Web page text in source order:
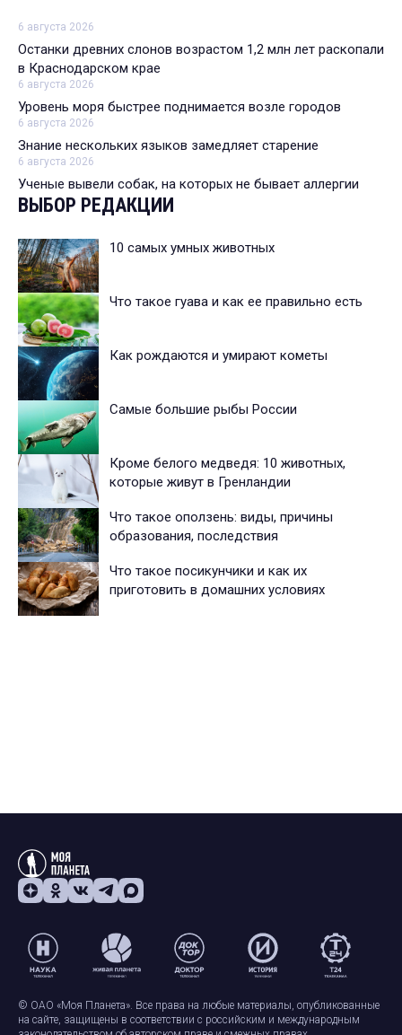
6 августа 2026
Останки древних слонов возрастом 1,2 млн лет раскопали
в Краснодарском крае
6 августа 2026
Уровень моря быстрее поднимается возле городов
6 августа 2026
Знание нескольких языков замедляет старение
6 августа 2026
Ученые вывели собак, на которых не бывает аллергии
ВЫБОР РЕДАКЦИИ
10 самых умных животных
Что такое гуава и как ее правильно есть
Как рождаются и умирают кометы
Самые большие рыбы России
Кроме белого медведя: 10 животных,
которые живут в Гренландии
Что такое оползень: виды, причины
образования, последствия
Что такое посикунчики и как их
приготовить в домашних условиях
© ОАО «Моя Планета». Все права на любые материалы, опубликованные
на сайте, защищены в соответствии с российским и международным